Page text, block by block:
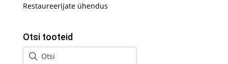
Restaureerijate ühendus
Otsi tooteid